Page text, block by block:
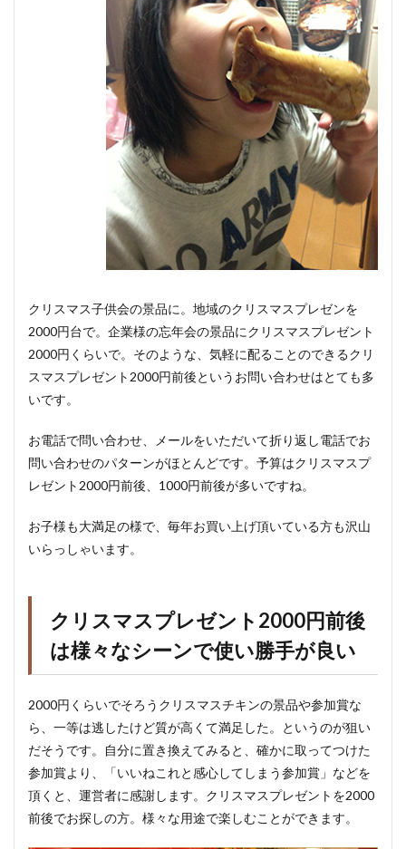
クリスマス子供会の景品に。地域のクリスマスプレゼンを
2000円台で。企業様の忘年会の景品にクリスマスプレゼント
2000円くらいで。そのような、気軽に配ることのできるクリ
スマスプレゼント2000円前後というお問い合わせはとても多
いです。
お電話で問い合わせ、メールをいただいて折り返し電話でお
問い合わせのパターンがほとんどです。予算はクリスマスプ
レゼント2000円前後、1000円前後が多いですね。
お子様も大満足の様で、毎年お買い上げ頂いている方も沢山
いらっしゃいます。
クリスマスプレゼント2000円前後
は様々なシーンで使い勝手が良い
2000円くらいでそろうクリスマスチキンの景品や参加賞な
ら、一等は逃したけど質が高くて満足した。というのが狙い
だそうです。自分に置き換えてみると、確かに取ってつけた
参加賞より、「いいねこれと感心してしまう参加賞」などを
頂くと、運営者に感謝します。クリスマスプレゼントを2000
前後でお探しの方。様々な用途で楽しむことができます。